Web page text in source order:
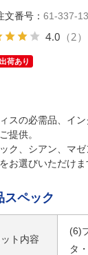
文番号： 61-337-13
4.0 （2）
荷あり
スの必需品、イ
提供。
ク、シアン、マ
お選びいただけま
スペック
ト内容
(6)
タ